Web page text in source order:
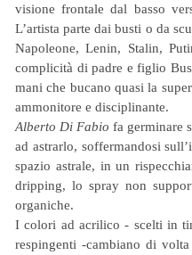
visione frontale dal basso
L’artista parte dai busti o da
Napoleone, Lenin, Stalin,
complicità di padre e figlio
mani che bucano quasi la
ammonitore e disciplinante.
Alberto Di Fabio fa germinare
ad astrarlo, soffermandosi
spazio astrale, in un
dripping, lo spray non
organiche.
I colori ad acrilico - scelti in
respingenti -cambiano di